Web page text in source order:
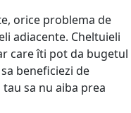
orice problema de
adiacente. Cheltuieli
care îti pot da bugetul
beneficiezi de
sa nu aiba prea